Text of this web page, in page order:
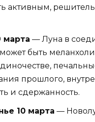
активным,
марта — Луна в
быть
прошлого,
и сдержанность.
10 марта —